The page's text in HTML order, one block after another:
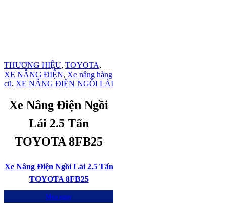
THƯƠNG HIỆU, TOYOTA,
XE NÂNG ĐIỆN, Xe nâng hàng
cũ, XE NÂNG ĐIỆN NGỒI LÁI
Xe Nâng Điện Ngồi
Lái 2.5 Tấn
TOYOTA 8FB25
Xe Nâng Điện Ngồi Lái 2.5 Tấn
TOYOTA 8FB25
Mua ngay